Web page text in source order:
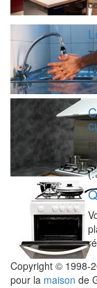
Copyright © 1998-
pour la maison de